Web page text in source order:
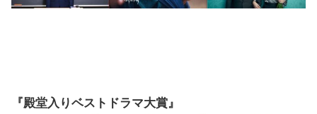
『殿堂入りベストドラマ大賞』